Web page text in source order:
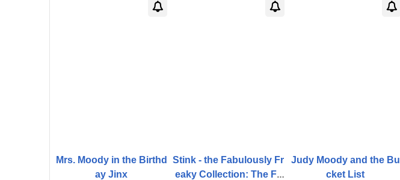
Mrs. Moody in the Birthd
ay Jinx
Stink - the Fabulously Fr
eaky Collection: The Fa
Judy Moody and the Bu
cket List